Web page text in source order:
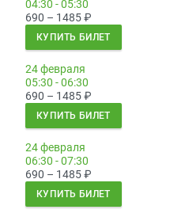
04:30 - 05:30
690 – 1485₽
КУПИТЬ БИЛЕТ
24 февраля
05:30 - 06:30
690 – 1485₽
КУПИТЬ БИЛЕТ
24 февраля
06:30 - 07:30
690 – 1485₽
КУПИТЬ БИЛЕТ